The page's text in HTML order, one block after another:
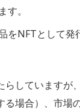
。
をNFTとして発
らしていますが
場合）、市場